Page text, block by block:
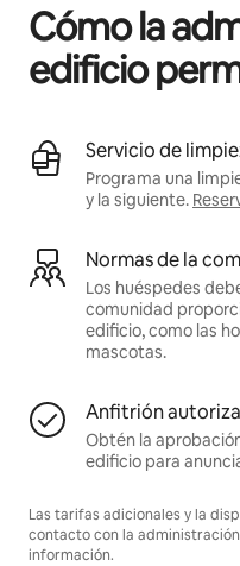
Cómo la
edificio
Servicio de
Programa una
y la siguiente.
Normas de la
Los huéspedes
comunidad
edificio, como las
mascotas.
Anfitrión
Obtén la
edificio para
Las tarifas adicionales y la
contacto con la
información.